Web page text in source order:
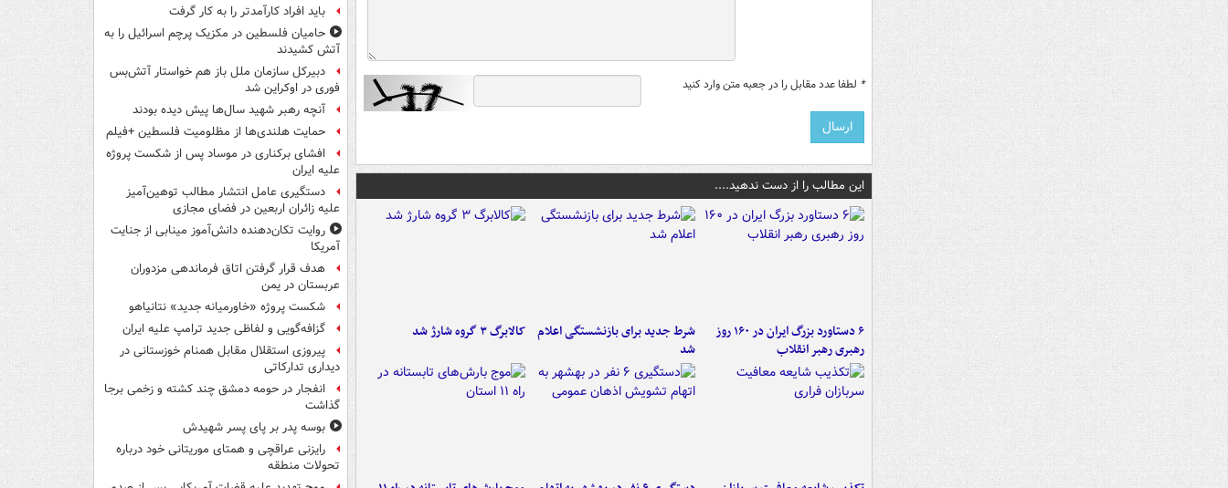
* لطفا عدد مقابل را در جعبه متن وارد کنید
این مطالب را از دست ندهید....
۶ دستاورد بزرگ ایران در ۱۶۰ روز
رهبری رهبر انقلاب
شرط جدید برای بازنشستگی اعلام
شد
کالابرگ ۳ گروه شارژ شد
باید افراد کارآمدتر را به کار گرفت
حامیان فلسطین در مکزیک پرچم اسرائیل را به
آتش کشیدند
دبیرکل سازمان ملل باز هم خواستار آتش‌بس
فوری در اوکراین شد
آنچه رهبر شهید سال‌ها پیش دیده بودند
حمایت هلندی‌ها از مظلومیت فلسطین +فیلم
افشای برکناری در موساد پس از شکست پروژه
علیه ایران
دستگیری عامل انتشار مطالب توهین‌آمیز
علیه زائران اربعین در فضای مجازی
روایت تکان‌دهنده دانش‌آموز مینابی از جنایت
آمریکا
هدف قرار گرفتن اتاق‌ فرماندهی مزدوران
عربستان در یمن
شکست پروژه «خاورمیانه جدید» نتانیاهو
گزافه‌گویی و لفاظی جدید ترامپ علیه ایران
پیروزی استقلال مقابل همنام خوزستانی در
دیداری تدارکاتی
انفجار در حومه دمشق چند کشته و زخمی برجا
گذاشت
بوسه‌ پدر بر پای پسر شهیدش
رایزنی عراقچی و همتای موریتانی خود درباره
تحولات منطقه